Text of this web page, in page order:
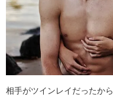
相手がツインレイだったか